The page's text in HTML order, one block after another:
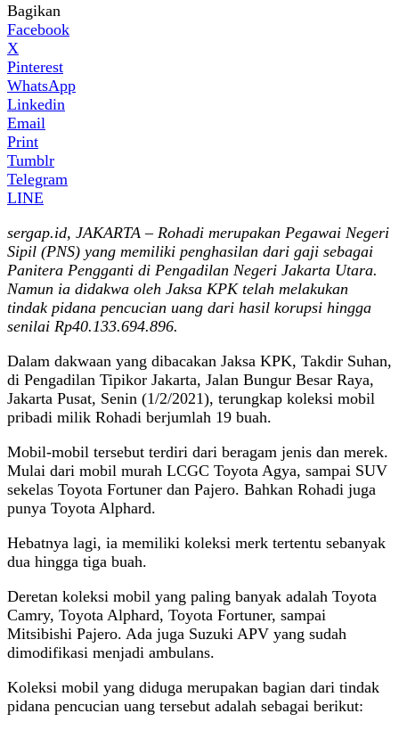
Bagikan
Facebook
X
Pinterest
WhatsApp
Linkedin
Email
Print
Tumblr
Telegram
LINE
sergap.id, JAKARTA – Rohadi merupakan Pegawai Negeri
Sipil (PNS) yang memiliki penghasilan dari gaji sebagai
Panitera Pengganti di Pengadilan Negeri Jakarta Utara.
Namun ia didakwa oleh Jaksa KPK telah melakukan
tindak pidana pencucian uang dari hasil korupsi hingga
senilai Rp40.133.694.896.
Dalam dakwaan yang dibacakan Jaksa KPK, Takdir Suhan,
di Pengadilan Tipikor Jakarta, Jalan Bungur Besar Raya,
Jakarta Pusat, Senin (1/2/2021), terungkap koleksi mobil
pribadi milik Rohadi berjumlah 19 buah.
Mobil-mobil tersebut terdiri dari beragam jenis dan merek.
Mulai dari mobil murah LCGC Toyota Agya, sampai SUV
sekelas Toyota Fortuner dan Pajero. Bahkan Rohadi juga
punya Toyota Alphard.
Hebatnya lagi, ia memiliki koleksi merk tertentu sebanyak
dua hingga tiga buah.
Deretan koleksi mobil yang paling banyak adalah Toyota
Camry, Toyota Alphard, Toyota Fortuner, sampai
Mitsibishi Pajero. Ada juga Suzuki APV yang sudah
dimodifikasi menjadi ambulans.
Koleksi mobil yang diduga merupakan bagian dari tindak
pidana pencucian uang tersebut adalah sebagai berikut: